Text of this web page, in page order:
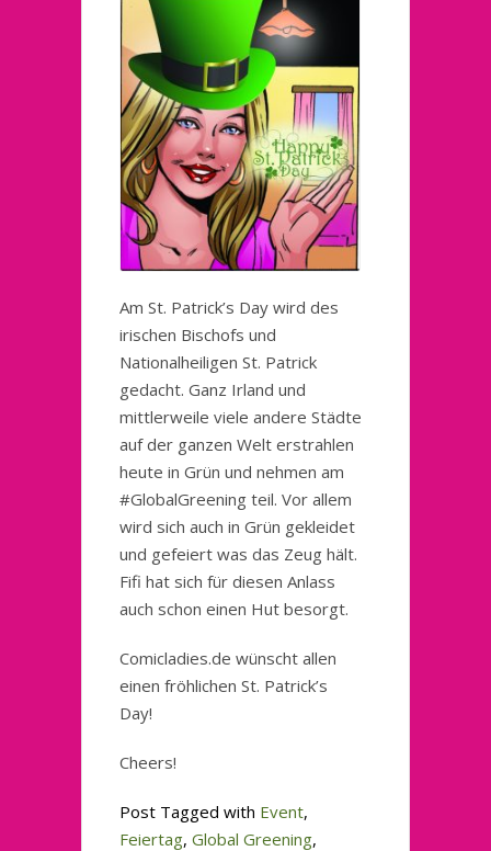
Am St. Patrick’s Day wird des
irischen Bischofs und
Nationalheiligen St. Patrick
gedacht. Ganz Irland und
mittlerweile viele andere Städte
auf der ganzen Welt erstrahlen
heute in Grün und nehmen am
#GlobalGreening teil. Vor allem
wird sich auch in Grün gekleidet
und gefeiert was das Zeug hält.
Fifi hat sich für diesen Anlass
auch schon einen Hut besorgt.
Comicladies.de wünscht allen
einen fröhlichen St. Patrick’s
Day!
Cheers!
Post Tagged with Event,
Feiertag, Global Greening,